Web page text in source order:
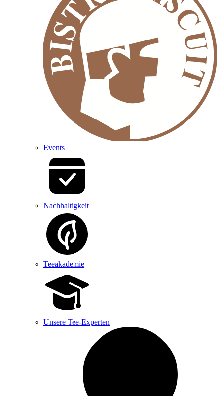
Events
Nachhaltigkeit
Teeakademie
Unsere Tee-Experten